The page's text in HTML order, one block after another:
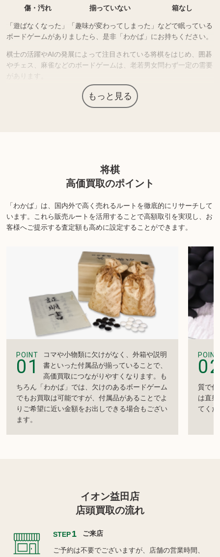
傷・汚れ 揃っていない 箱なし
「遊ばなくなった」「趣味が変わってしまった」などで眠っている
ボードゲームがありましたら、是非「わかば」にお持ちください。
棋士の活躍やAIの発展によって注目されている将棋をはじめ、囲碁
やチェス、麻雀などのボードゲームは、老若男女問わず一定の需要
があります。
高級素材が使われていたり繊細な細工が施されているなど高価な商
品も多く、コレクター需要もあるため高価買取につながる場合があ
商品の状態や内容によっては、お買取できない場合がございま
す。詳しくは店舗までお問い合わせください。
もっと見る
将棋
高価買取のポイント
「わかば」は、国内外で高く売れるルートを徹底的にリサーチして
います。 これら販売ルートを活用することで高額取引を実現し、お
客様へご提示する査定額も高めに設定することができます。
POINT
01
コマや小物類に欠けがなく、外箱や説明
書といった付属品が揃っていることで、
高価買取につながりやすくなります。も
ちろん「わかば」では、欠けのあるボードゲーム
でもお買取は可能ですが、付属品があることでよ
りご希望に近い金額をお出しできる場合もござい
ます。
POINT
質で
は直
てく
イオン益田店
店頭買取の流れ
STEP1 ご来店
ご予約は不要でございますが、店舗の営業時間、